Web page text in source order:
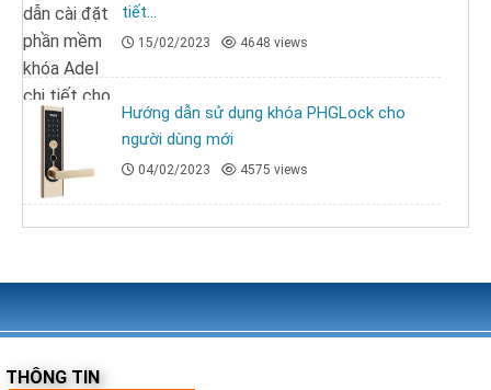
tiết...
15/02/2023 4648 views
Hướng dẫn sử dụng khóa PHGLock cho
người dùng mới
04/02/2023 4575 views
THÔNG TIN